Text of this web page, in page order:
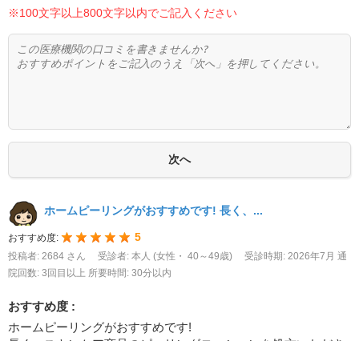
※100文字以上800文字以内でご記入ください
ホームピーリングがおすすめです! 長く、...
おすすめ度: 5
投稿者: 2684 さん 受診者: 本人 (女性・ 40～49歳) 受診時期: 2026年7月 通
院回数: 3回目以上 所要時間: 30分以内
おすすめ度 :
ホームピーリングがおすすめです!